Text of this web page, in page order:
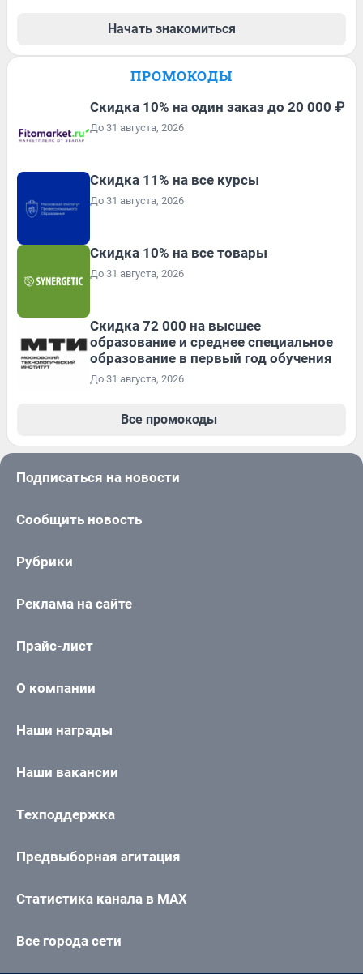
Начать знакомиться
ПРОМОКОДЫ
Скидка 10% на один заказ до 20 000 ₽
До 31 августа, 2026
Скидка 11% на все курсы
До 31 августа, 2026
Скидка 10% на все товары
До 31 августа, 2026
Скидка 72 000 на высшее
образование и среднее специальное
образование в первый год обучения
До 31 августа, 2026
Все промокоды
Подписаться на новости
Сообщить новость
Рубрики
Реклама на сайте
Прайс-лист
О компании
Наши награды
Наши вакансии
Техподдержка
Предвыборная агитация
Статистика канала в MAX
Все города сети